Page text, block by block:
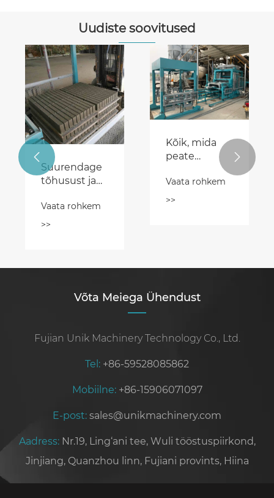
Uudiste soovitused
Suurendage
tõhusust ja
sillutusplokkide
valmistamise
Vaata rohkem
>>
Kõik, mida
peate
tsemendiploki
masinate
kohta
Vaata rohkem
>>
 
Võta Meiega Ühendust
Fujian Unik Machinery Technology Co., Ltd.
Tel: +86-59528085862
Mobiilne: +86-15906071097
E-post: sales@unikmachinery.com
Aadress: Nr.19, Ling‘ani tee, Wuli tööstuspiirkond,
Jinjiang, Quanzhou linn, Fujiani provints, Hiina